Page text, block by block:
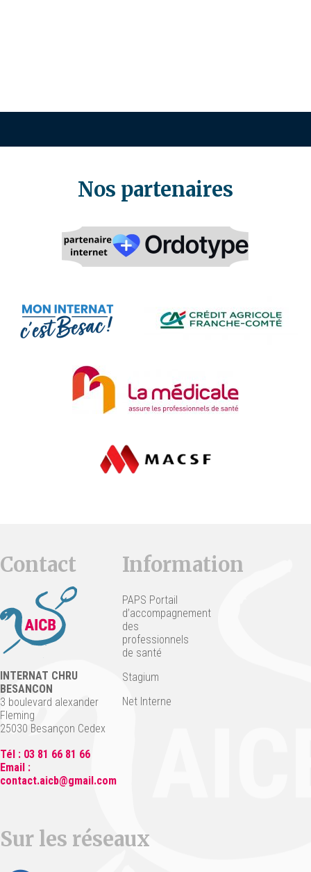
Nos partenaires
Contact
INTERNAT CHRU
BESANCON
3 boulevard alexander
Fleming
25030 Besançon Cedex
Tél : 03 81 66 81 66
Email :
contact.aicb@gmail.com
Information
PAPS Portail
d’accompagnement
des
professionnels
de santé
Stagium
Net Interne
Sur les réseaux